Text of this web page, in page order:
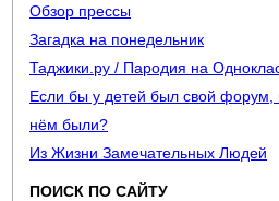
Обзор прессы
Загадка на понедельник
Таджики.ру / Пародия на
Если бы у детей был свой форум,
нём были?
Из Жизни Замечательных Людей
ПОИСК ПО САЙТУ